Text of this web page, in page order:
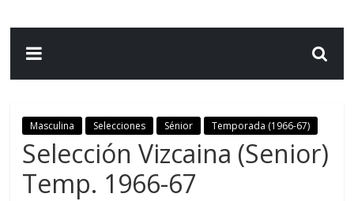
Masculina Selecciones Sénior Temporada (1966-67)
Selección Vizcaina (Senior)
Temp. 1966-67